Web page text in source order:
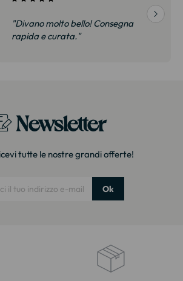
"Divano molto bello! Consegna
rapida e curata."
Newsletter
tutte le nostre grandi offerte!
Ok